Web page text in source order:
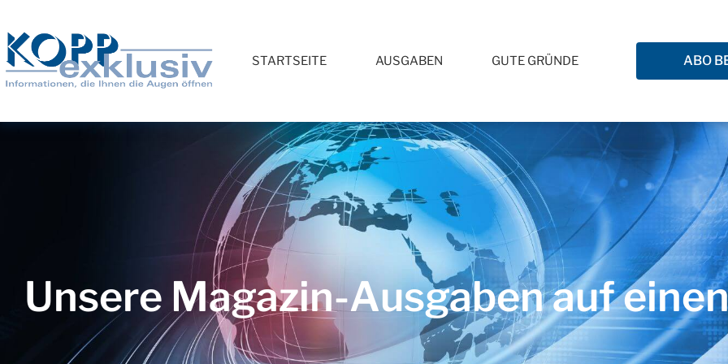
STARTSEITE AUSGABEN GUTE GRÜNDE ABO
Unsere Magazin-Ausgaben auf